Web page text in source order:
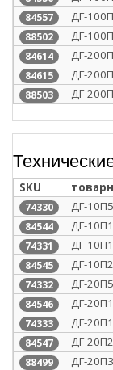
84557 ДГ-
88502 ДГ-
84614 ДГ-
84615 ДГ-
88503 ДГ-
SKU
74330 ДГ-
84544 ДГ-
74331 ДГ-
84545 ДГ-
74332 ДГ-
84546 ДГ-
74333 ДГ-
84547 ДГ-
88499 ДГ-